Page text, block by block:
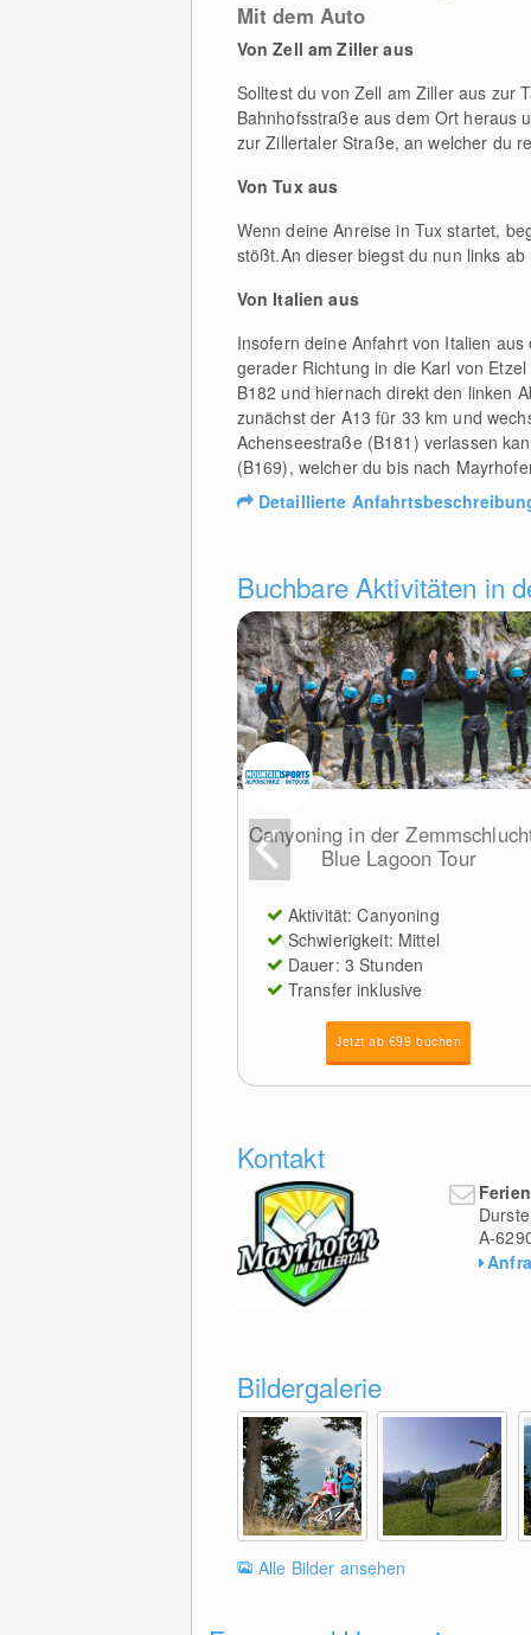
Mit dem Auto
Von Zell am Ziller aus
Solltest du von Zell am Ziller aus zur
Bahnhofsstraße aus dem Ort heraus
zur Zillertaler Straße, an welcher du
Von Tux aus
Wenn deine Anreise in Tux startet,
stößt.An dieser biegst du nun links
Von Italien aus
Insofern deine Anfahrt von Italien
gerader Richtung in die Karl von
B182 und hiernach direkt den linken
zunächst der A13 für 33 km und
Achenseestraße (B181) verlassen
(B169), welcher du bis nach
Detaillierte
Buchbare Aktivitäten in
Canyoning in der
Blue Lagoon Tour
Aktivität: Canyoning
Schwierigkeit: Mittel
Dauer: 3 Stunden
Transfer inklusive
Jetzt ab €99 buchen
Kontakt
A-
Bildergalerie
Alle Bilder ansehen